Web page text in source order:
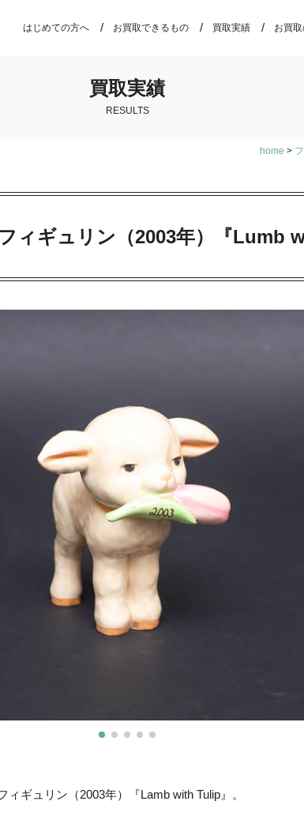
はじめての方へ お買取できるもの 買取実績 お買
買取実績
RESULTS
home >
ィギュリン（2003年）『Lumb
ギュリン（2003年）『Lamb with Tulip』。